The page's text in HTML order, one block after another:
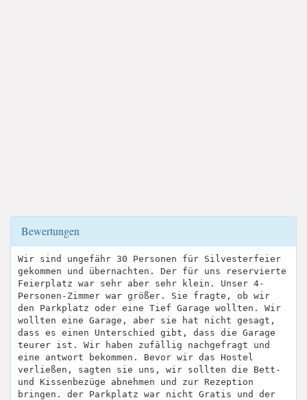
Bewertungen
Wir sind ungefähr 30 Personen für Silvesterfeier
gekommen und übernachten. Der für uns reservierte
Feierplatz war sehr aber sehr klein. Unser 4-
Personen-Zimmer war größer. Sie fragte, ob wir
den Parkplatz oder eine Tief Garage wollten. Wir
wollten eine Garage, aber sie hat nicht gesagt,
dass es einen Unterschied gibt, dass die Garage
teurer ist. Wir haben zufällig nachgefragt und
eine antwort bekommen. Bevor wir das Hostel
verließen, sagten sie uns, wir sollten die Bett-
und Kissenbezüge abnehmen und zur Rezeption
bringen. der Parkplatz war nicht Gratis und der